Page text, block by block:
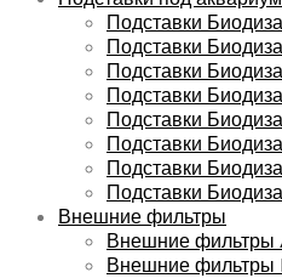
Подставки
Подставки
Подставки
Подставки
Подставки
Подставки
Подставки
Подставки
Внешние фильтры
Внешние фильтры
Внешние фильтры